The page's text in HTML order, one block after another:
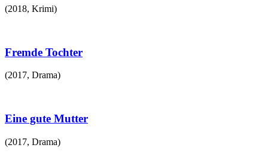
(2018, Krimi)
Fremde Tochter
(2017, Drama)
Eine gute Mutter
(2017, Drama)